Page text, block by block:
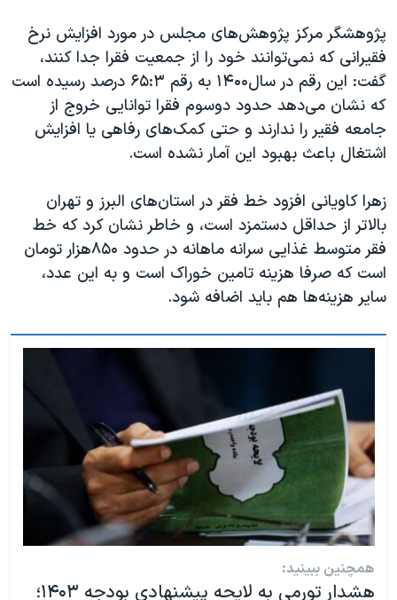
پژوهشگر مرکز پژوهش‌های مجلس در مورد افزایش نرخ
فقیرانی که نمی‌توانند خود را از جمعیت فقرا جدا کنند،
گفت: این رقم در سال۱۴۰۰ به رقم ۶۵:۳ درصد رسیده است
که نشان می‌دهد حدود دو‌سوم فقرا توانایی خروج از
جامعه فقیر را ندارند و حتی کمک‌های رفاهی یا افزایش
اشتغال باعث بهبود این آمار نشده است.
زهرا کاویانی افزود خط فقر در استان‌های البرز و تهران
بالاتر از حداقل دستمزد است، و خاطر نشان کرد که خط
فقر متوسط غذایی سرانه ماهانه در حدود ۸۵۰هزار تومان
است که صرفا هزینه تامین خوراک است و به این عدد،
سایر هزینه‌ها هم باید اضافه شود.
همچنین ببینید:
هشدار تورمی به لایحه پیشنهادی بودجه ۱۴۰۳؛